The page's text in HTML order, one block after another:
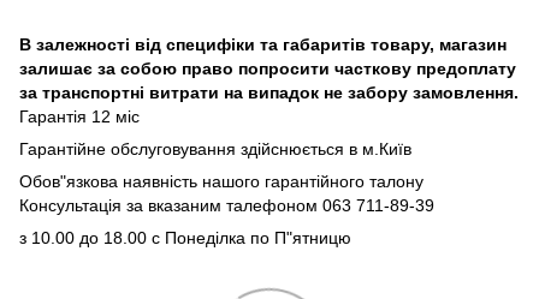
В залежності від специфіки та габаритів товару, магазин
залишає за собою право попросити часткову предоплату
за транспортні витрати на випадок не забору замовлення.
Гарантія 12 міс
Гарантійне обслуговування здійснюється в м.Київ
Обов"язкова наявність нашого гарантійного талону
Консультація за вказаним талефоном 063 711-89-39
з 10.00 до 18.00 с Понеділка по П"ятницю